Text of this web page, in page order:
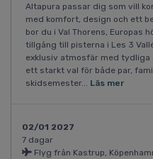
Altapura passar dig som vill
med komfort, design och ett
bor du i Val Thorens, Europas
tillgång till pisterna i Les 3
exklusiv atmosfär med tydliga
ett starkt val för både par,
skidsemester... Läs mer
02/01 2027
7 dagar
Flyg från Kastrup,